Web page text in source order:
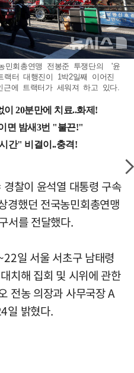
민회총연맹 전봉준 투쟁단의 '윤
터 대행진이 1박2일째 이어진
에 트랙터가 세워져 하고 있다.
찰이 윤석열 대통령 구속
경했던 전국농민회총연맹
서를 전달했다.
일 서울 서초구 남태령
치해 집회 및 시위에 관한
전농 의장과 사무국장 A
일 밝혔다.